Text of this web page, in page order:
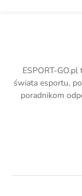
ESPORT-
świata esportu,
poradnikom